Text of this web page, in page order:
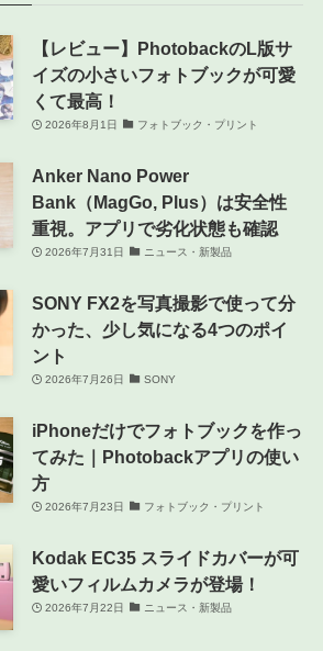
【レビュー】PhotobackのL版サ
イズの小さいフォトブックが可愛
くて最高！
2026年8月1日 フォトブック・プリント
Anker Nano Power
Bank（MagGo, Plus）は安全性
重視。アプリで劣化状態も確認
2026年7月31日 ニュース・新製品
SONY FX2を写真撮影で使って分
かった、少し気になる4つのポイ
ント
2026年7月26日 SONY
iPhoneだけでフォトブックを作っ
てみた｜Photobackアプリの使い
方
2026年7月23日 フォトブック・プリント
Kodak EC35 スライドカバーが可
愛いフィルムカメラが登場！
2026年7月22日 ニュース・新製品